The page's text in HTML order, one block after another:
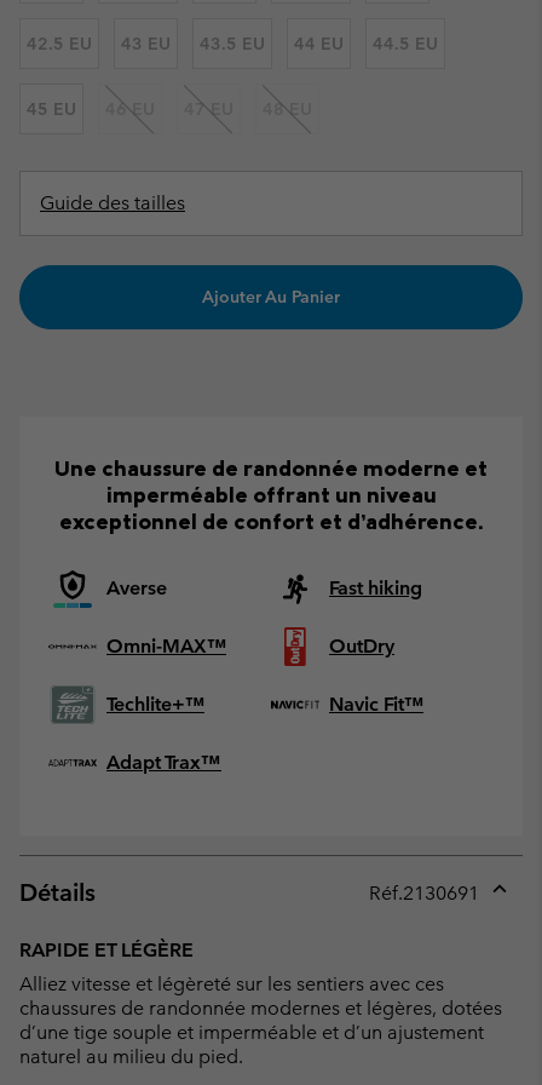
42.5 EU 43 EU 43.5 EU 44 EU 44.5 EU
45 EU 46 EU 47 EU 48 EU
Guide des tailles
Ajouter Au Panier
Une chaussure de randonnée moderne et
imperméable offrant un niveau
exceptionnel de confort et d’adhérence.
Averse Fast hiking
Omni-MAX™ OutDry
Techlite+™ Navic Fit™
Adapt Trax™
Détails Réf.2130691
RAPIDE ET LÉGÈRE
Alliez vitesse et légèreté sur les sentiers avec ces
chaussures de randonnée modernes et légères, dotées
d’une tige souple et imperméable et d’un ajustement
naturel au milieu du pied.